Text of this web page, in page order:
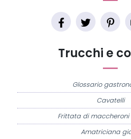
Trucchi e
Glossario
Cavatelli
Frittata di
Amatriciana